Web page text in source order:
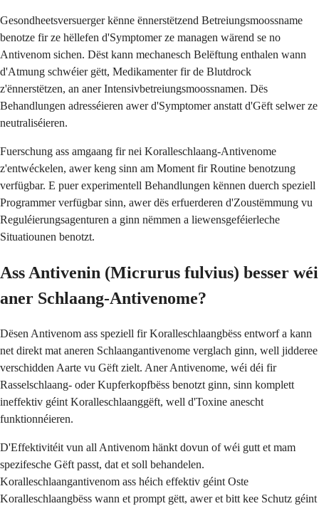
Gesondheetsversuerger kënne ënnerstëtzend Betreiungsmoossname
benotze fir ze hëllefen d'Symptomer ze managen wärend se no
Antivenom sichen. Dëst kann mechanesch Belëftung enthalen wann
d'Atmung schwéier gëtt, Medikamenter fir de Blutdrock
z'ënnerstëtzen, an aner Intensivbetreiungsmoossnamen. Dës
Behandlungen adresséieren awer d'Symptomer anstatt d'Gëft selwer ze
neutraliséieren.
Fuerschung ass amgaang fir nei Koralleschlaang-Antivenome
z'entwéckelen, awer keng sinn am Moment fir Routine benotzung
verfügbar. E puer experimentell Behandlungen kënnen duerch speziell
Programmer verfügbar sinn, awer dës erfuerderen d'Zoustëmmung vu
Reguléierungsagenturen a ginn nëmmen a liewensgeféierleche
Situatiounen benotzt.
Ass Antivenin (Micrurus fulvius) besser wéi
aner Schlaang-Antivenome?
Dësen Antivenom ass speziell fir Koralleschlaangbëss entworf a kann
net direkt mat aneren Schlaangantivenome verglach ginn, well jidderee
verschidden Aarte vu Gëft zielt. Aner Antivenome, wéi déi fir
Rasselschlaang- oder Kupferkopfbëss benotzt ginn, sinn komplett
ineffektiv géint Koralleschlaanggëft, well d'Toxine anescht
funktionnéieren.
D'Effektivitéit vun all Antivenom hänkt dovun of wéi gutt et mam
spezifesche Gëft passt, dat et soll behandelen.
Koralleschlaangantivenom ass héich effektiv géint Oste
Koralleschlaangbëss wann et prompt gëtt, awer et bitt kee Schutz géint